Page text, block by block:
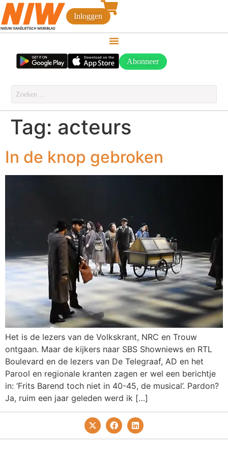
Inloggen
Abonneer
Tag: acteurs
In de knop gebroken
Het is de lezers van de Volkskrant, NRC en Trouw
ontgaan. Maar de kijkers naar SBS Showniews en RTL
Boulevard en de lezers van De Telegraaf, AD en het
Parool en regionale kranten zagen er wel een berichtje
in: ‘Frits Barend toch niet in 40-45, de musical’. Pardon?
Ja, ruim een jaar geleden werd ik […]